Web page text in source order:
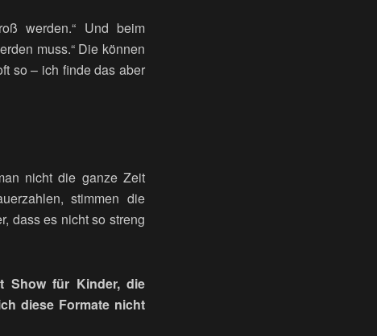
werden.“ Und beim
muss.“ Die können
so – ich finde das aber
nicht die ganze Zeit
stimmen die
dass es nicht so streng
Show für Kinder, die
diese Formate nicht